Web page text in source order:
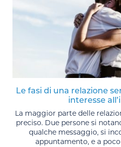
Le fasi di una relazione
interesse
La maggior parte delle
preciso. Due persone si
qualche messaggio, si
appuntamento, e a